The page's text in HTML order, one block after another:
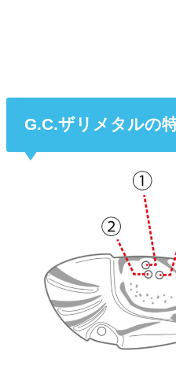
G.C.ザリメタルの